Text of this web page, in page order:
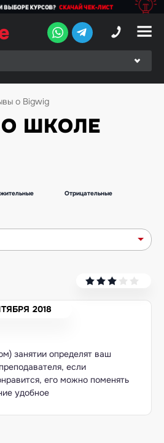
о Bigwig
ШКОЛЕ
Отрицательные
2018
занятии определят ваш
если
его можно поменять
удобное